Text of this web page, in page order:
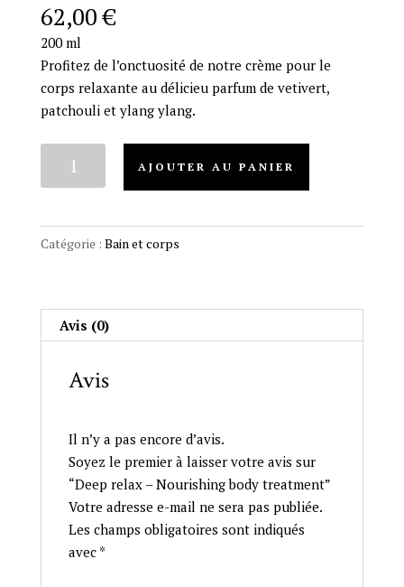
62,00€
200 ml
Profitez de l’onctuosité de notre crème pour le
corps relaxante au délicieu parfum de vetivert,
patchouli et ylang ylang.
relax
-
treatment
AJOUTER AU PANIER
Catégorie : Bain et corps
Avis (0)
Avis
Il n’y a pas encore d’avis.
Soyez le premier à laisser votre avis sur
“Deep relax – Nourishing body treatment”
Votre adresse e-mail ne sera pas publiée.
Les champs obligatoires sont indiqués
avec *